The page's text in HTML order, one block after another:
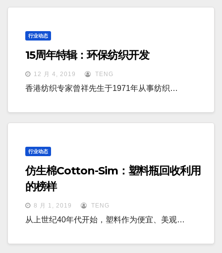
行业动态
15周年特辑：环保纺织开发
12 月 4, 2019 TENG
香港纺织专家曾祥先生于1971年从事纺织…
行业动态
仿生棉Cotton-Sim：塑料瓶回收利用
的榜样
8 月 1, 2019 TENG
从上世纪40年代开始，塑料作为便宜、美观…